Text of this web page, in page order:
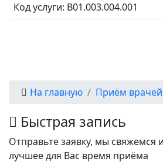
Код услуги: B01.003.004.001
На главную Приём врачей
Быстрая запись
Отправьте заявку, мы свяжемся
лучшее для Вас время приёма